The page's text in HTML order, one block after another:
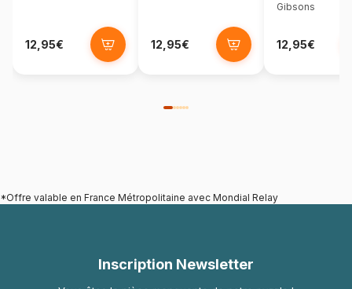
12,95€ 12,95€
Gibsons
12,95€
*Offre valable en France Métropolitaine avec Mondial Relay
Inscription Newsletter